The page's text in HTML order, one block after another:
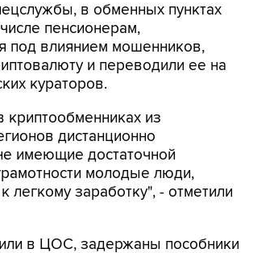
в обменных пунктах
пенсионерам,
под влиянием мошенников,
и переводили ее на
кураторов.
криптообменниках из
дистанционно
имеющие достаточной
молодые люди,
легкому заработку", - отметили
в ЦОС, задержаны пособники